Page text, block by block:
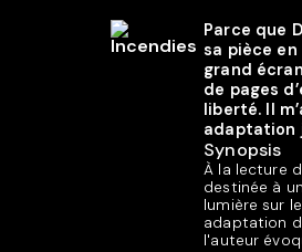
Parce que
sa pièce
grand
de pages
liberté. Il
adaptation
Synopsis
À la lecture
destinée à
lumière sur
adaptation
l'auteur